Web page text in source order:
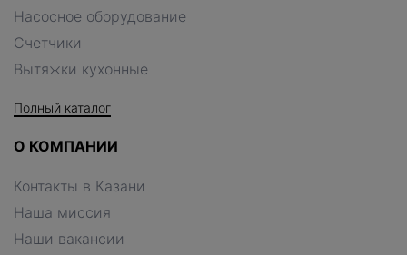
Насосное оборудование
Счетчики
Вытяжки кухонные
Полный каталог
О КОМПАНИИ
Контакты в Казани
Наша миссия
Наши вакансии